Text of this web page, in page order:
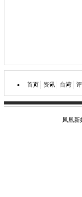
首页 资讯 台湾
凤凰新